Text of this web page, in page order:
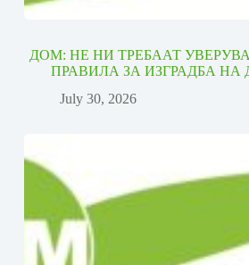
ДОМ: НЕ НИ ТРЕБААТ
ПРАВИЛА ЗА ИЗГРАДБА НА
July 30, 2026